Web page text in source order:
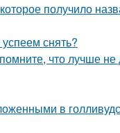
получило
снять?
что лучше не
в